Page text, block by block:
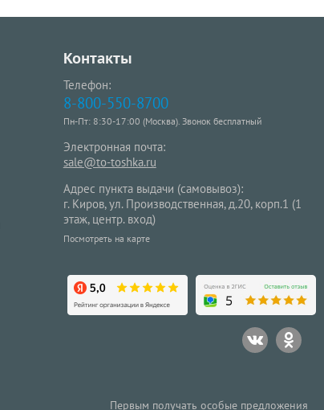
Контакты
Телефон:
8-800-550-8700
Пн-Пт: 8:30-17:00 (Москва). Звонок бесплатный
Электронная почта:
sale@to-toshka.ru
Адрес пункта выдачи (самовывоз):
г. Киров, ул. Производственная, д.20, корп.1 (1
этаж, центр. вход)
Посмотреть на карте
Первым получать особые предложения